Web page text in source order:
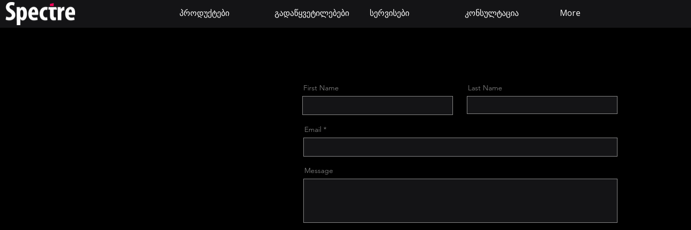
პროდუქტები გადაწყვეტილებები სერვისები კონსულტაცია More
First Name Last Name
Email
Message